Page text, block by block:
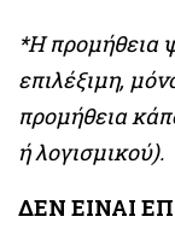
*Η προμήθεια
επιλέξιμη,
προμήθεια
ή λογισμικού).
ΔΕΝ ΕΙΝΑΙ